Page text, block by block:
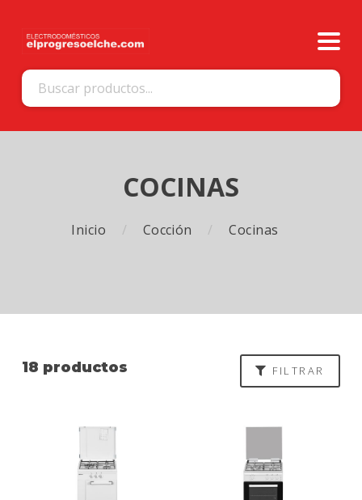
COCINAS
Inicio Cocción Cocinas
18 productos FILTRAR